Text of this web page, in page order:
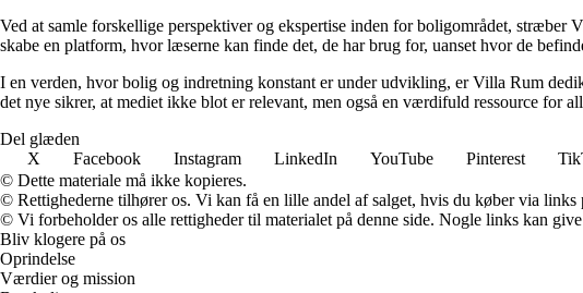
Ved at samle forskellige perspektiver og ekspertise inden for boligområdet,
skabe en platform, hvor læserne kan finde det, de har brug for, uanset hvor de
I en verden, hvor bolig og indretning konstant er under udvikling, er Villa Rum
det nye sikrer, at mediet ikke blot er relevant, men også en værdifuld ressource for
Del glæden
X
Facebook Instagram LinkedIn YouTube Pinterest
© Dette materiale må ikke kopieres.
© Rettighederne tilhører os. Vi kan få en lille andel af salget, hvis du køber via links
© Vi forbeholder os alle rettigheder til materialet på denne side. Nogle links kan
Bliv klogere på os
Oprindelse
Værdier og mission